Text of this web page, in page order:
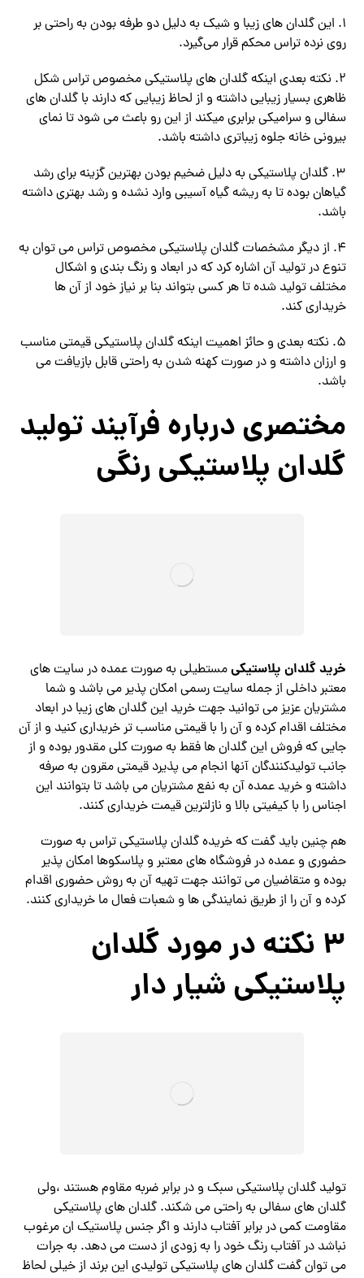
۱. این گلدان های زیبا و شیک به دلیل دو طرفه بودن به راحتی بر
روی نرده تراس محکم قرار می‌گیرد.
۲. نکته بعدی اینکه گلدان های پلاستیکی مخصوص تراس شکل
ظاهری بسیار زیبایی داشته و از لحاظ زیبایی که دارند با گلدان های
سفالی و سرامیکی برابری میکند از این رو باعث می شود تا نمای
بیرونی خانه جلوه زیباتری داشته باشد.
۳. گلدان پلاستیکی به دلیل ضخیم بودن بهترین گزینه برای رشد
گیاهان بوده تا به ریشه گیاه آسیبی وارد نشده و رشد بهتری داشته
باشد.
۴. از دیگر مشخصات گلدان پلاستیکی مخصوص تراس می توان به
تنوع در تولید آن اشاره کرد که در ابعاد و رنگ بندی و اشکال
مختلف تولید شده تا هر کسی بتواند بنا بر نیاز خود از آن ها
خریداری کند.
۵. نکته بعدی و حائز اهمیت اینکه گلدان پلاستیکی قیمتی مناسب
و ارزان داشته و در صورت کهنه شدن به راحتی قابل بازیافت می
باشد.
مختصری درباره فرآیند تولید
گلدان پلاستیکی رنگی
خرید گلدان پلاستیکیمستطیلی به صورت عمده در سایت های
معتبر داخلی از جمله سایت رسمی امکان پذیر می باشد و شما
مشتریان عزیز می توانید جهت خرید این گلدان های زیبا در ابعاد
مختلف اقدام کرده و آن را با قیمتی مناسب تر خریداری کنید و از آن
جایی که فروش این گلدان ها فقط به صورت کلی مقدور بوده و از
جانب تولیدکنندگان آنها انجام می پذیرد قیمتی مقرون به صرفه
داشته و خرید عمده آن به نفع مشتریان می باشد تا بتوانند این
اجناس را با کیفیتی بالا و نازلترین قیمت خریداری کنند.
هم چنین باید گفت که خریده گلدان پلاستیکی تراس به صورت
حضوری و عمده در فروشگاه های معتبر و پلاسکوها امکان پذیر
بوده و متقاضیان می توانند جهت تهیه آن به روش حضوری اقدام
کرده و آن را از طریق نمایندگی ها و شعبات فعال ما خریداری کنند.
3 نکته در مورد گلدان
پلاستیکی شیار دار
تولید گلدان پلاستیکی سبک و در برابر ضربه مقاوم هستند ،ولی
گلدان های سفالی به راحتی می شکند. گلدان های پلاستیکی
مقاومت کمی در برابر آفتاب دارند و اگر جنس پلاستیک ان مرغوب
نباشد در آفتاب رنگ خود را به زودی از دست می دهد. به جرات
می‌ توان گفت گلدان های پلاستیکی تولیدی این برند از خیلی لحاظ